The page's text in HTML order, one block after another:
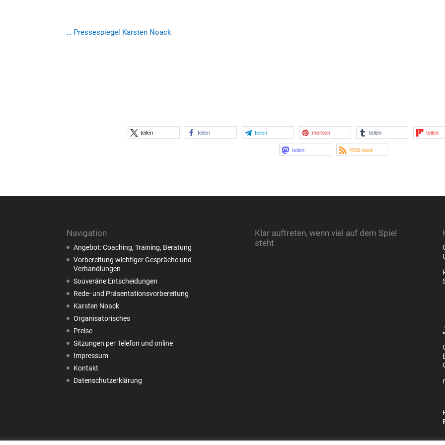
… Pressespiegel Karsten Noack
teilen teilen teilen merken teilen teilen
teilen RSS-feed
Navigation
Angebot: Coaching, Training, Beratung
Vorbereitung wichtiger Gespräche und
Verhandlungen
Souveräne Entscheidungen
Rede- und Präsentationsvorbereitung
Karsten Noack
Organisatorisches
Preise
Sitzungen per Telefon und online
Impressum
Kontakt
Datenschutzerklärung
Klar auftreten, wenn viel auf dem Spiel
steht